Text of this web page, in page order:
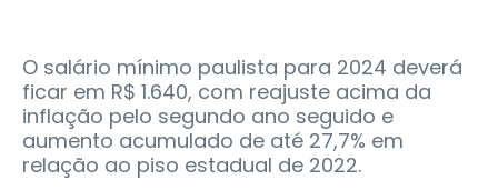
O salário mínimo paulista para 2024 deverá
ficar em R$ 1.640, com reajuste acima da
inflação pelo segundo ano seguido e
aumento acumulado de até 27,7% em
relação ao piso estadual de 2022.